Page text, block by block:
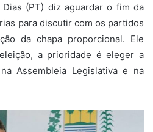
(PT) diz aguardar o fim da
para discutir com os partidos
da chapa proporcional. Ele
a prioridade é eleger a
Assembleia Legislativa e na